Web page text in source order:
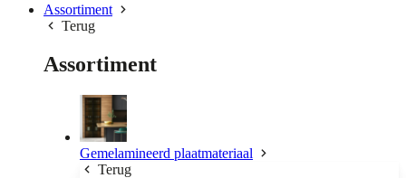
Assortiment
Terug
Assortiment
Gemelamineerd plaatmateriaal
Terug